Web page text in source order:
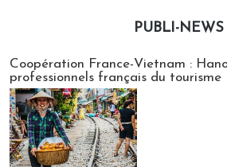
PUBLI-NEWS
Coopération France-Vietnam :
professionnels français du tourisme